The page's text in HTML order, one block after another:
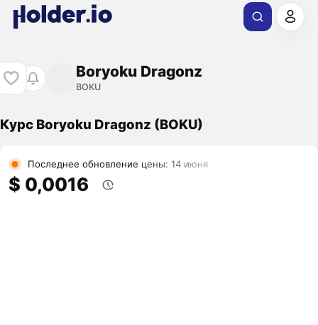
Boryoku Dragonz
BOKU
Курс Boryoku Dragonz (BOKU)
Последнее обновление цены: 14 июня
$ 0,0016